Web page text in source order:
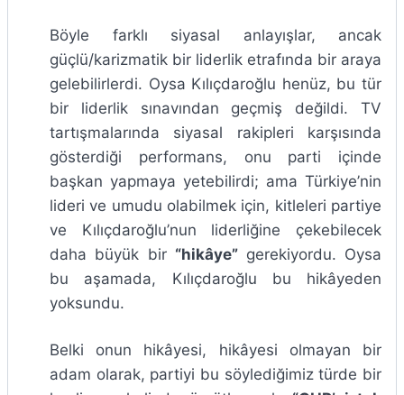
Böyle farklı siyasal anlayışlar, ancak
güçlü/karizmatik bir liderlik etrafında bir araya
gelebilirlerdi. Oysa Kılıçdaroğlu henüz, bu tür
bir liderlik sınavından geçmiş değildi. TV
tartışmalarında siyasal rakipleri karşısında
gösterdiği performans, onu parti içinde
başkan yapmaya yetebilirdi; ama Türkiye’nin
lideri ve umudu olabilmek için, kitleleri partiye
ve Kılıçdaroğlu’nun liderliğine çekebilecek
daha büyük bir “hikâye” gerekiyordu. Oysa
bu aşamada, Kılıçdaroğlu bu hikâyeden
yoksundu.
Belki onun hikâyesi, hikâyesi olmayan bir
adam olarak, partiyi bu söylediğimiz türde bir